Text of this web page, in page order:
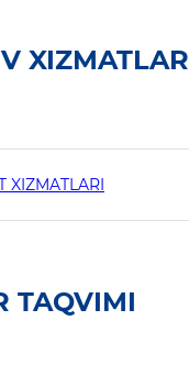
XIZMATLAR
XIZMATLARI
TAQVIMI